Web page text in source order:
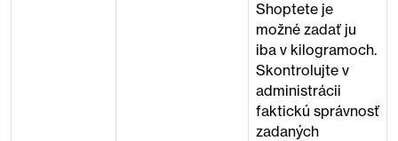
Shoptete je
možné zadať ju
iba v kilogramoch.
Skontrolujte v
administrácii
faktickú správnosť
zadaných